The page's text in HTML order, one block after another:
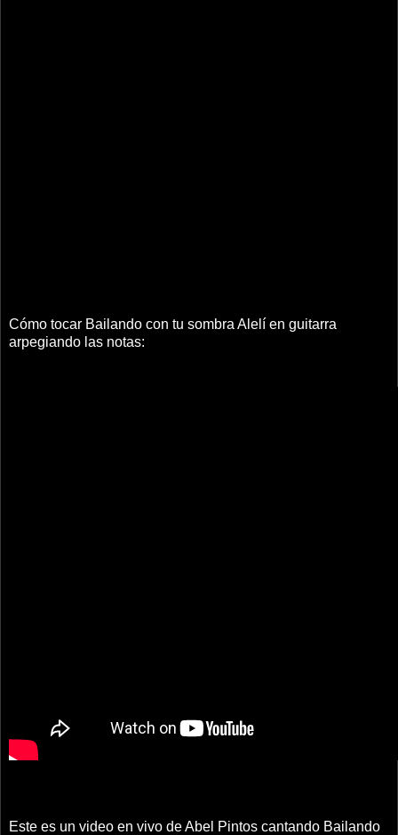
Cómo tocar Bailando con tu sombra Alelí en guitarra
arpegiando las notas:
Este es un video en vivo de Abel Pintos cantando Bailando